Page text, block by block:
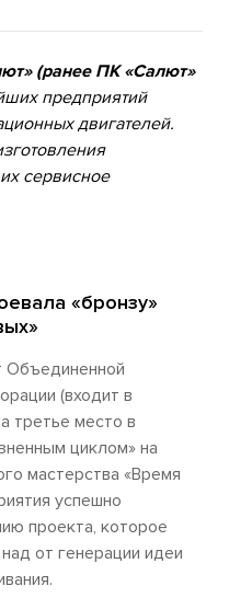
(ранее ПК «Салют»
предприятий
двигателей.
сервисное
«бронзу»
(входит в
третье место в
циклом» на
мастерства «Время
успешно
проекта, которое
от генерации идеи